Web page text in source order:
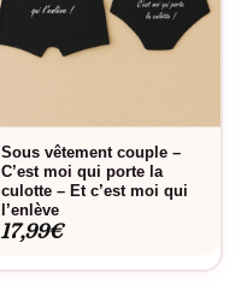
Sous vêtement couple –
C’est moi qui porte la
culotte – Et c’est moi qui
l’enlève
17,99€